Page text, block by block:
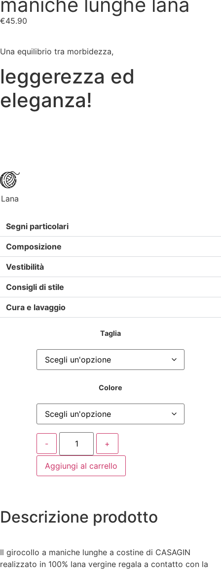
€45.90
Una equilibrio tra morbidezza,
leggerezza ed
eleganza!
Lana
Segni particolari
Composizione
Vestibilità
Consigli di stile
Cura e lavaggio
Taglia
Colore
- +
Aggiungi al carrello
Descrizione prodotto
Il girocollo a maniche lunghe a costine di CASAGIN
realizzato in 100% lana vergine regala a contatto con la